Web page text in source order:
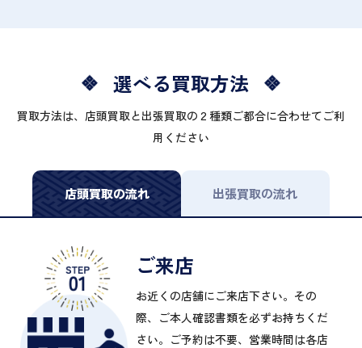
選べる買取方法
買取方法は、店頭買取と出張買取の２種類ご都合に合わせてご利
用ください
店頭買取の流れ 出張買取の流れ
ご来店
お近くの店舗にご来店下さい。その
際、ご本人確認書類を必ずお持ちくだ
さい。ご予約は不要、営業時間は各店